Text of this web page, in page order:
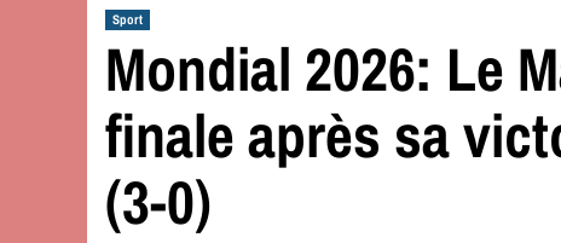
Sport
Mondial 2026: Le
finale après sa
(3-0)